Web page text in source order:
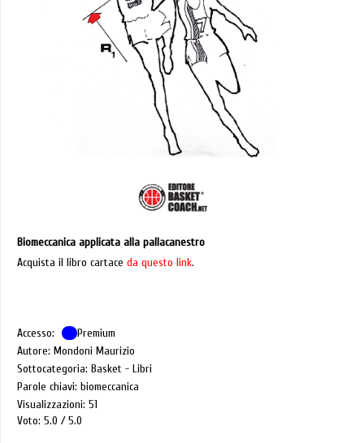
Biomeccanica applicata alla pallacanestro
Acquista il libro cartace da questo link.
Accesso:
Premium
Autore: Mondoni Maurizio
Sottocategoria: Basket - Libri
Parole chiavi: biomeccanica
Visualizzazioni: 51
Voto: 5.0
5.0